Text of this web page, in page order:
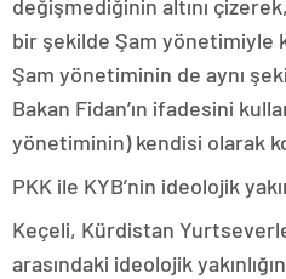
değişmediğinin altını
bir şekilde Şam yönetimiyle
Şam yönetiminin de aynı
Bakan Fidan’ın ifadesini
yönetiminin) kendisi olarak
PKK ile KYB’nin ideolojik
Keçeli, Kürdistan
arasındaki ideolojik